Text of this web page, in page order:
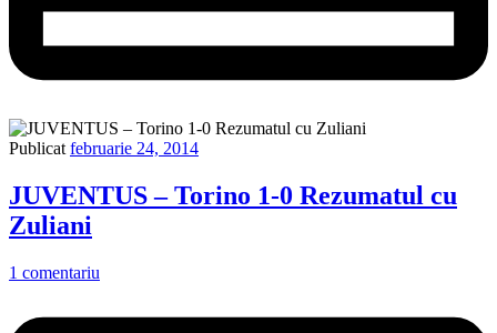
Publicat februarie 24, 2014
JUVENTUS – Torino 1-0 Rezumatul cu
Zuliani
1 comentariu